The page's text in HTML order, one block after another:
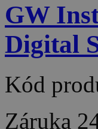
GW
Digital
Kód
Záruka